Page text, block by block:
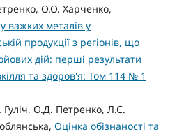
О.О. Харченко,
важких металів у
продукції з регіонів, що
дій: перші результати
та здоров'я: Том 114 № 1
О.Д. Петренко, Л.С.
Оцінка обізнаності та